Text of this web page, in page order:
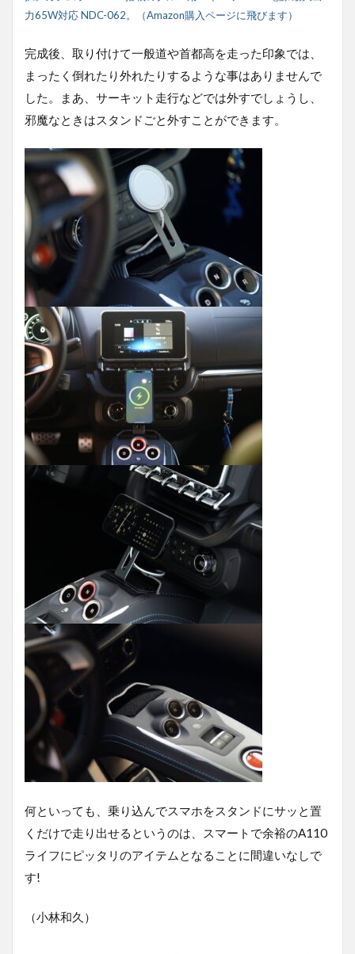
力65W対応 NDC-062。（Amazon購入ページに飛びます）
完成後、取り付けて一般道や首都高を走った印象では、
まったく倒れたり外れたりするような事はありませんで
した。まあ、サーキット走行などでは外すでしょうし、
邪魔なときはスタンドごと外すことができます。
何といっても、乗り込んでスマホをスタンドにサッと置
くだけで走り出せるというのは、スマートで余裕のA110
ライフにピッタリのアイテムとなることに間違いなしで
す!
（小林和久）